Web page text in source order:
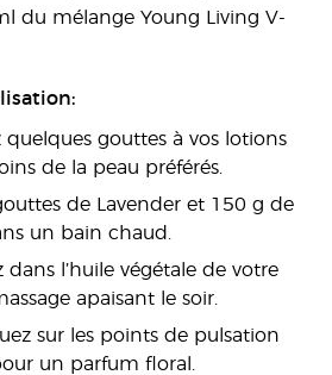
du mélange Young Living V-
quelques gouttes à vos lotions
de la peau préférés.
de Lavender et 150 g de
un bain chaud.
dans l’huile végétale de votre
apaisant le soir.
sur les points de pulsation
un parfum floral.